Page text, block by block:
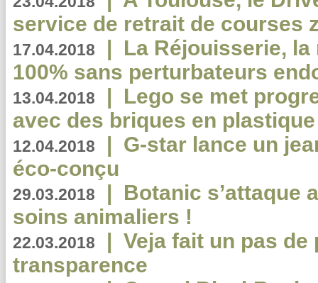
service de retrait de courses
17.04.2018 | La Réjouisserie,
100% sans perturbateurs
13.04.2018 | Lego se met
avec des briques en
12.04.2018 | G-star lance un
éco-conçu
29.03.2018 | Botanic s’attaque
soins animaliers !
22.03.2018 | Veja fait un pas de
transparence